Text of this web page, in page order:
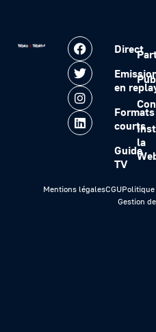
Direct
en
Formats
courts
Guide
TV
la
Mentions légalesCGU
Gestion